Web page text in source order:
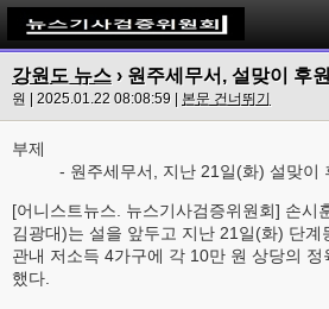
강원도 뉴스 › 원주세무서, 설맞이 후
원 | 2025.01.22 08:08:59 | 본문 건너뛰기
부제
- 원주세무서, 지난 21일(화) 설맞이
[어니스트뉴스. 뉴스기사검증위원회] 손시
김광대)는 설을 앞두고 지난 21일(화) 단계
관내 저소득 4가구에 각 10만 원 상당의
했다.